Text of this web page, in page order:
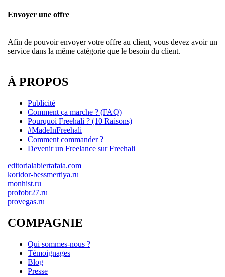
Envoyer une offre
Afin de pouvoir envoyer votre offre au client, vous devez avoir un
service dans la même catégorie que le besoin du client.
À PROPOS
Publicité
Comment ça marche ? (FAQ)
Pourquoi Freehali ? (10 Raisons)
#MadeInFreehali
Comment commander ?
Devenir un Freelance sur Freehali
editorialabiertafaia.com
koridor-bessmertiya.ru
monhist.ru
profobr27.ru
provegas.ru
COMPAGNIE
Qui sommes-nous ?
Témoignages
Blog
Presse